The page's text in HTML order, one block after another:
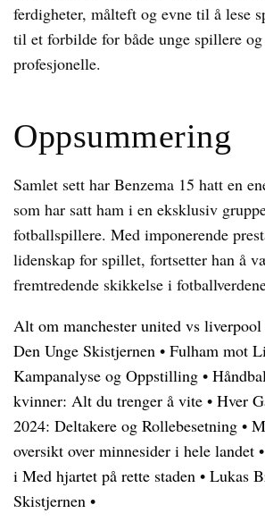
ferdigheter, målteft og evne til å lese
til et forbilde for både unge spillere
profesjonelle.
Oppsummering
Samlet sett har Benzema 15 hatt en
som har satt ham i en eksklusiv
fotballspillere. Med imponerende
lidenskap for spillet, fortsetter han å
fremtredende skikkelse i
Alt om manchester united vs liverpool
Den Unge Skistjernen • Fulham mot
Kampanalyse og Oppstilling •
kvinner: Alt du trenger å vite • Hver
2024: Deltakere og Rollebesetning •
oversikt over minnesider i hele landet •
i Med hjartet på rette staden • Lukas
Skistjernen •